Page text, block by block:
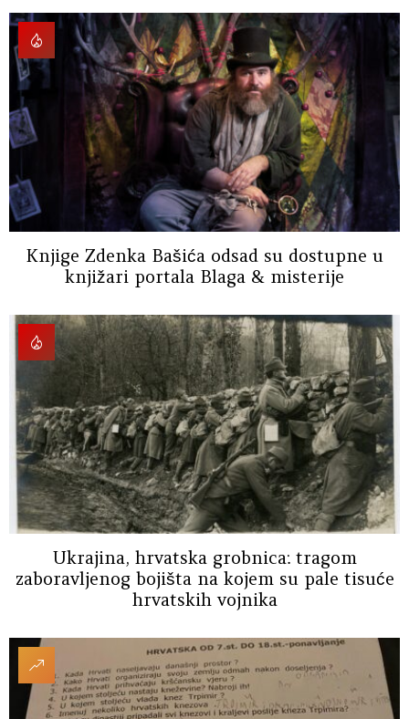
Knjige Zdenka Bašića odsad su dostupne u
knjižari portala Blaga & misterije
Ukrajina, hrvatska grobnica: tragom
zaboravljenog bojišta na kojem su pale tisuće
hrvatskih vojnika